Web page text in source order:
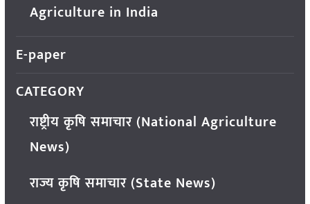
Agriculture in India
E-paper
CATEGORY
राष्ट्रीय कृषि समाचार (National Agriculture
News)
राज्य कृषि समाचार (State News)